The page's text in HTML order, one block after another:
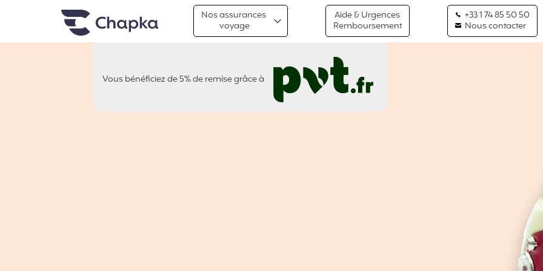
Chapka Assurances Voyages
Nos assurances
voyage
Aide & Urgences
Remboursement
+33 1 74 85 50 50
Nous contacter
Vous bénéficiez de 5% de remise grâce à
pvt.fr